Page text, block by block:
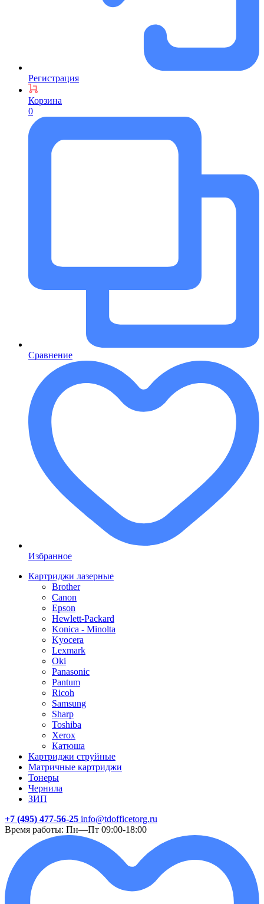
Регистрация
Корзина
0
Сравнение
Избранное
Картриджи лазерные
Brother
Canon
Epson
Hewlett-Packard
Konica - Minolta
Kyocera
Lexmark
Oki
Panasonic
Pantum
Ricoh
Samsung
Sharp
Toshiba
Xerox
Катюша
Картриджи струйные
Матричные картриджи
Тонеры
Чернила
ЗИП
+7 (495) 477-56-25 info@tdofficetorg.ru
Время работы: Пн—Пт 09:00-18:00